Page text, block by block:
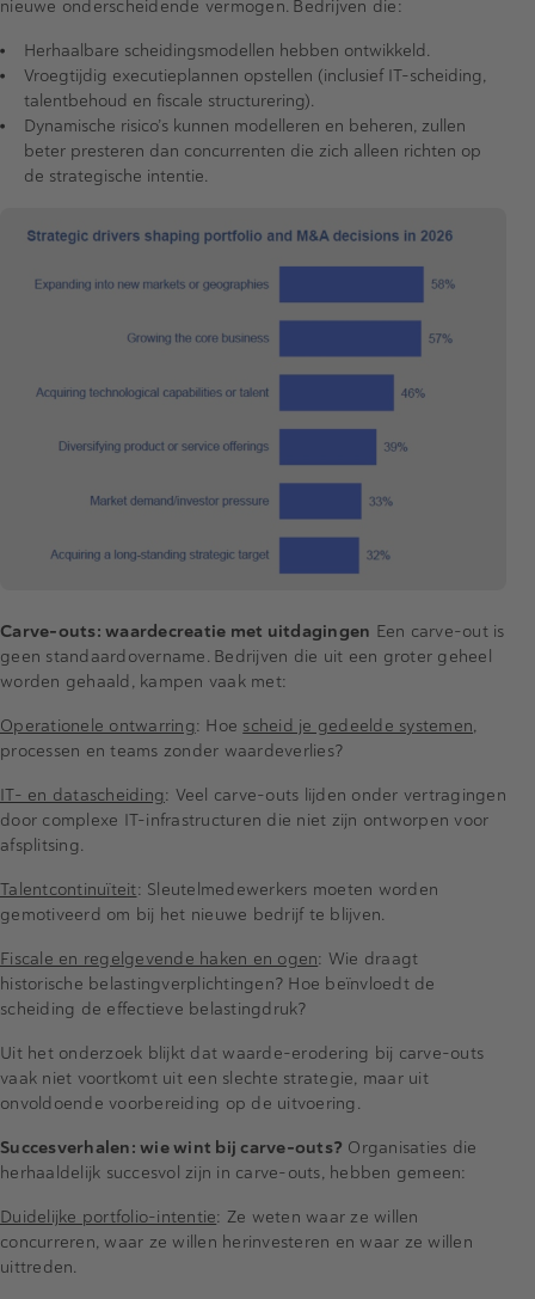
nieuwe onderscheidende vermogen. Bedrijven die:
Herhaalbare scheidingsmodellen hebben ontwikkeld.
Vroegtijdig executieplannen opstellen (inclusief IT-scheiding,
talentbehoud en fiscale structurering).
Dynamische risico’s kunnen modelleren en beheren, zullen
beter presteren dan concurrenten die zich alleen richten op
de strategische intentie.
Carve-outs: waardecreatie met uitdagingen Een carve-out is
geen standaardovername. Bedrijven die uit een groter geheel
worden gehaald, kampen vaak met:
Operationele ontwarring: Hoe scheid je gedeelde systemen,
processen en teams zonder waardeverlies?
IT- en datascheiding: Veel carve-outs lijden onder vertragingen
door complexe IT-infrastructuren die niet zijn ontworpen voor
afsplitsing.
Talentcontinuïteit: Sleutelmedewerkers moeten worden
gemotiveerd om bij het nieuwe bedrijf te blijven.
Fiscale en regelgevende haken en ogen: Wie draagt
historische belastingverplichtingen? Hoe beïnvloedt de
scheiding de effectieve belastingdruk?
Uit het onderzoek blijkt dat waarde-erodering bij carve-outs
vaak niet voortkomt uit een slechte strategie, maar uit
onvoldoende voorbereiding op de uitvoering.
Succesverhalen: wie wint bij carve-outs? Organisaties die
herhaaldelijk succesvol zijn in carve-outs, hebben gemeen:
Duidelijke portfolio-intentie: Ze weten waar ze willen
concurreren, waar ze willen herinvesteren en waar ze willen
uittreden.